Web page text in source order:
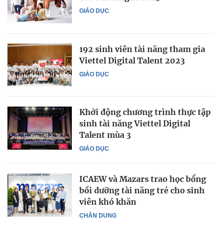
GIÁO DỤC
GIÁO DỤC
192 sinh viên tài năng tham gia
Viettel Digital Talent 2023
GIÁO DỤC
Khởi động chương trình thực tập
sinh tài năng Viettel Digital
Talent mùa 3
CHÂN DUNG
ICAEW và Mazars trao học bổng
bồi dưỡng tài năng trẻ cho sinh
viên khó khăn